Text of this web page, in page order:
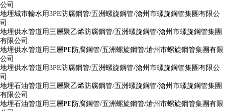
公司
地埋城市輸水用3PE防腐鋼管/五洲螺旋鋼管/滄州市螺旋鋼管集團有限公
司
地埋供水管道用三層聚乙烯防腐鋼管/五洲螺旋鋼管/滄州市螺旋鋼管集團
有限公司
地埋供水管道用三層PE防腐鋼管/五洲螺旋鋼管/滄州市螺旋鋼管集團有限
公司
地埋供水管道用3PE防腐鋼管/五洲螺旋鋼管/滄州市螺旋鋼管集團有限公
司
地埋石油管道用三層聚乙烯防腐鋼管/五洲螺旋鋼管/滄州市螺旋鋼管集團
有限公司
地埋石油管道用三層PE防腐鋼管/五洲螺旋鋼管/滄州市螺旋鋼管集團有限